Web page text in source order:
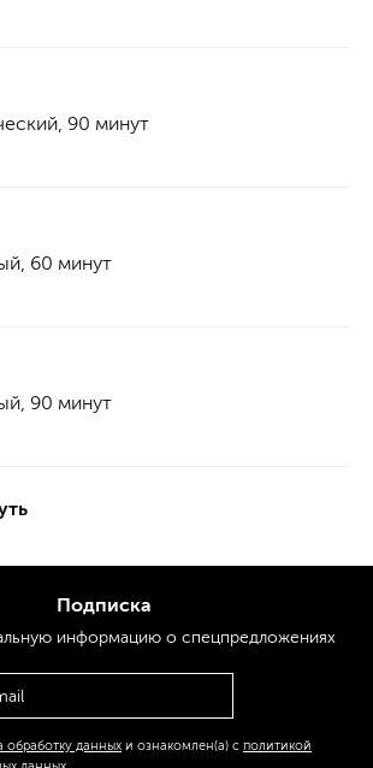
90 минут
60 минут
90 минут
Подписка
информациюо спецпредложениях
обработку данных и ознакомлен(а) с политикой